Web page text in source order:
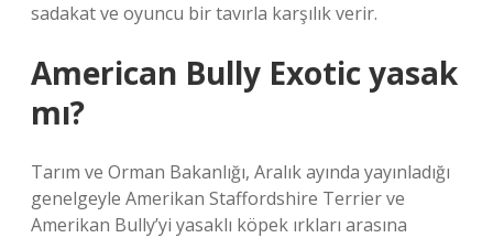
sadakat ve oyuncu bir tavırla karşılık verir.
American Bully Exotic yasak
mı?
Tarım ve Orman Bakanlığı, Aralık ayında yayınladığı
genelgeyle Amerikan Staffordshire Terrier ve
Amerikan Bully’yi yasaklı köpek ırkları arasına